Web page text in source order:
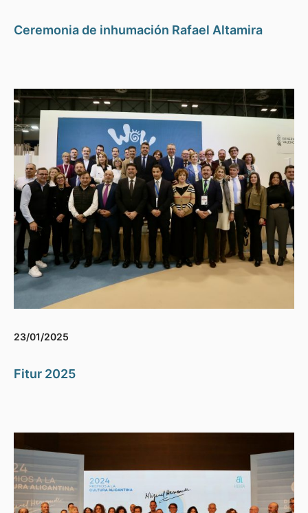
Ceremonia de inhumación Rafael Altamira
23/01/2025
Fitur 2025